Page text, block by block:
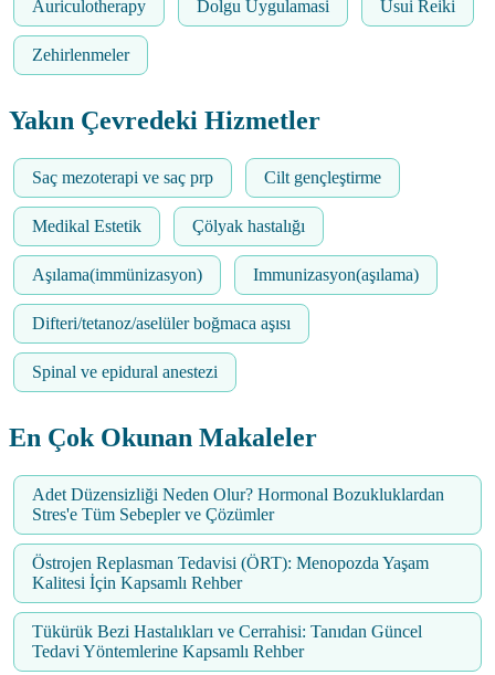
Auriculotherapy Dolgu Uygulamasi Usui Reiki
Zehirlenmeler
Yakın Çevredeki Hizmetler
Saç mezoterapi ve saç prp Cilt gençleştirme
Medikal Estetik Çölyak hastalığı
Aşılama(immünizasyon) Immunizasyon(aşılama)
Difteri/tetanoz/aselüler boğmaca aşısı
Spinal ve epidural anestezi
En Çok Okunan Makaleler
Adet Düzensizliği Neden Olur? Hormonal Bozukluklardan
Stres'e Tüm Sebepler ve Çözümler
Östrojen Replasman Tedavisi (ÖRT): Menopozda Yaşam
Kalitesi İçin Kapsamlı Rehber
Tükürük Bezi Hastalıkları ve Cerrahisi: Tanıdan Güncel
Tedavi Yöntemlerine Kapsamlı Rehber